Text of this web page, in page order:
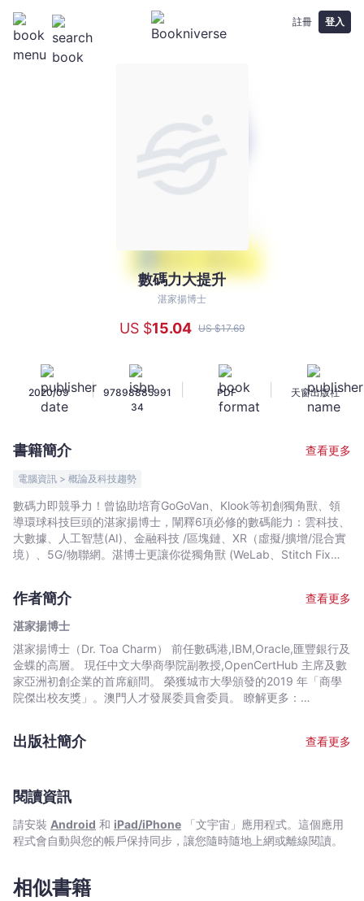
註冊 登入
揚
博
-
文
宇
｜
數碼力大提升
湛家揚博士
US $15.04 US $17.69
2020/09 |
97898885991
34
PDF 天窗出版社
書籍簡介 查看更多
電腦資訊 > 概論及科技趨勢
數碼力即競爭力！曾協助培育GoGoVan、Klook等初創獨角獸、領
導環球科技巨頭的湛家揚博士，闡釋6項必修的數碼能力：雲科技、
大數據、人工智慧(AI)、金融科技 /區塊鏈、XR（虛擬/擴增/混合實
境）、5G/物聯網。湛博士更讓你從獨角獸 (WeLab、Stitch Fix
力」運用之法。
作者簡介
查看更多
湛家揚博士
湛家揚博士（Dr. Toa Charm） 前任數碼港,IBM,Oracle,匯豐銀行及
金蝶的高層。 現任中文大學商學院副教授,OpenCertHub 主席及數
家亞洲初創企業的首席顧問。 榮獲城市大學頒發的2019 年「商學
院傑出校友獎」。澳門人才發展委員會委員。 瞭解更多：
出版社簡介 查看更多
閱讀資訊
請安裝 Android 和 iPad/iPhone 「文宇宙」應用程式。這個應用
程式會自動與您的帳戶保持同步，讓您隨時隨地上網或離線閱讀。
相似書籍